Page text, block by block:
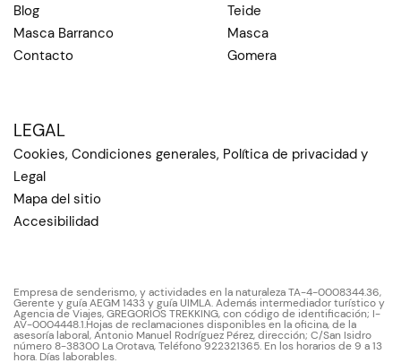
Blog
Masca Barranco
Contacto
Teide
Masca
Gomera
LEGAL
Cookies, Condiciones generales, Política de privacidad y
Legal
Mapa del sitio
Accesibilidad
Empresa de senderismo, y actividades en la naturaleza TA-4-0008344.36,
Gerente y guía AEGM 1433 y guía UIMLA. Además intermediador turístico y
Agencia de Viajes, GREGORIOS TREKKING, con código de identificación; I-
AV-0004448.1.Hojas de reclamaciones disponibles en la oficina, de la
asesoría laboral, Antonio Manuel Rodríguez Pérez, dirección; C/San Isidro
número 8-38300 La Orotava, Teléfono 922321365. En los horarios de 9 a 13
hora. Días laborables.